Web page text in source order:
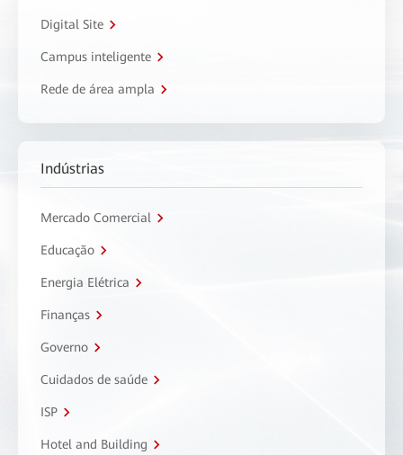
Digital Site
Campus inteligente
Rede de área ampla
Indústrias
Mercado Comercial
Educação
Energia Elétrica
Finanças
Governo
Cuidados de saúde
ISP
Hotel and Building